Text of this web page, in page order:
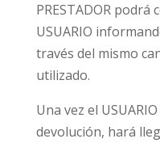
PRESTADOR podrá
USUARIO
través del mismo
utilizado.
Una vez el
devolución, hará